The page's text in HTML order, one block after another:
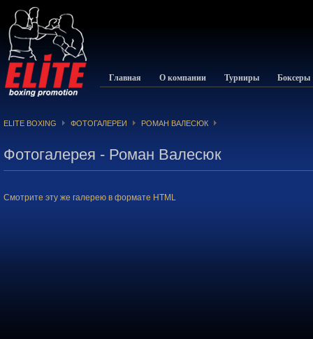
Главная О компании Турниры Боксеры
ELITE BOXING ФОТОГАЛЕРЕИ РОМАН ВАЛЕСЮК
Фотогалерея - Роман Валесюк
Смотрите эту же галерею в формате HTML